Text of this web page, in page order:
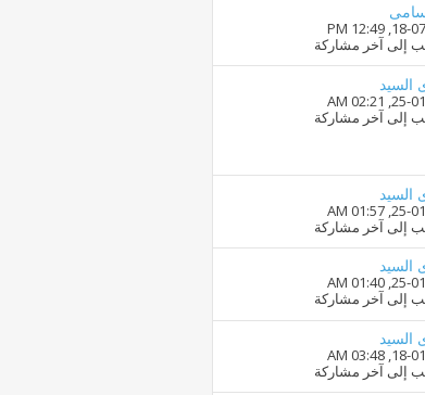
سامى
18-
12:49 PM
السيد
25-
02:21 AM
السيد
25-
01:57 AM
السيد
25-
01:40 AM
السيد
18-
03:48 AM